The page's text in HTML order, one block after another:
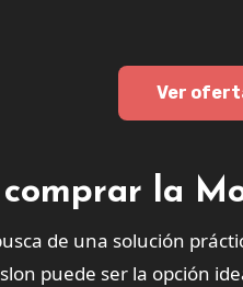
Ver
la
de una solución
puede ser la opción